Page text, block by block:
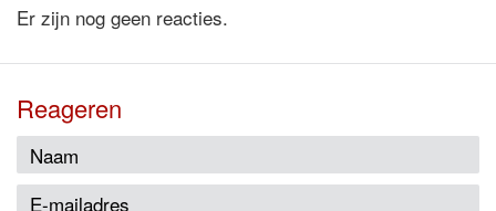
Er zijn nog geen reacties.
Reageren